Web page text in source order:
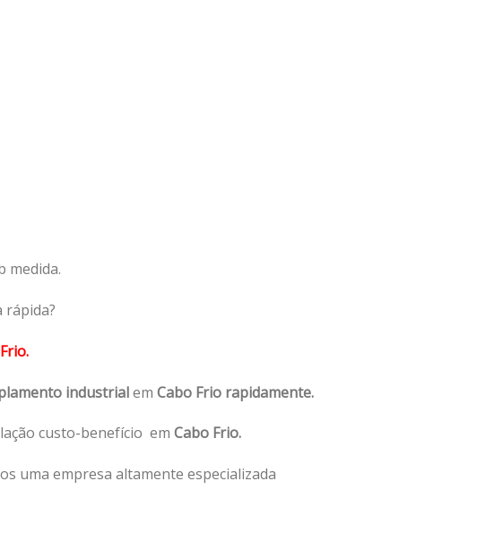
medida.
rápida?
industrialem Cabo Frio rapidamente.
custo-benefício em Cabo Frio.
uma empresa altamente especializada